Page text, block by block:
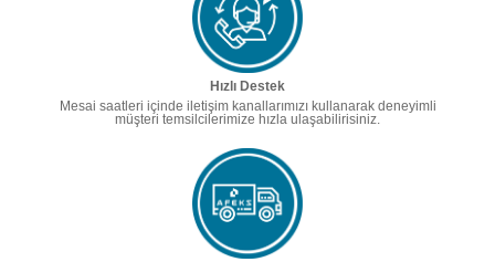
Hızlı Destek
Mesai saatleri içinde iletişim kanallarımızı kullanarak deneyimli
müşteri temsilcilerimize hızla ulaşabilirisiniz.